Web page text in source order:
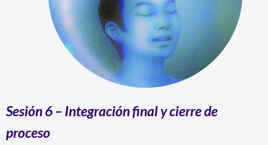
Sesión 6– Integración final y cierre de
proceso